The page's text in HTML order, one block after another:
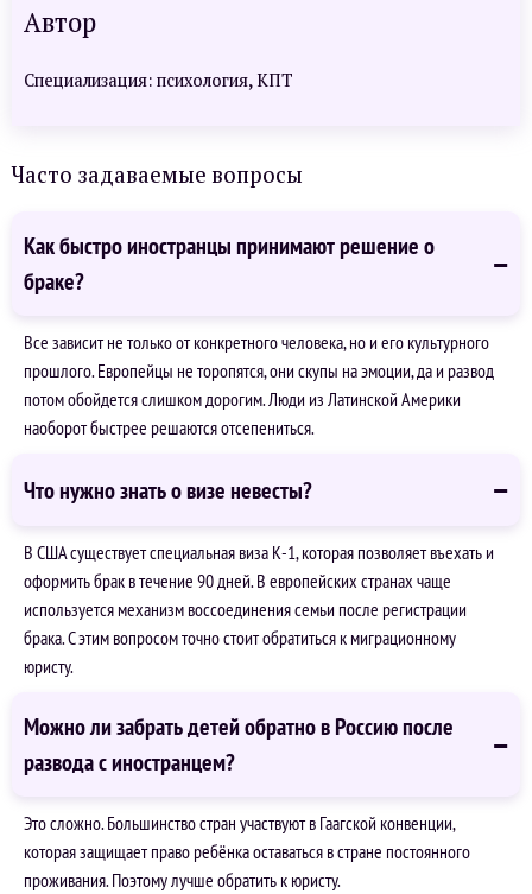
Автор
Специализация: психология, КПТ
Часто задаваемые вопросы
Как быстро иностранцы принимают решение о
браке?
Все зависит не только от конкретного человека, но и его культурного
прошлого. Европейцы не торопятся, они скупы на эмоции, да и развод
потом обойдется слишком дорогим. Люди из Латинской Америки
наоборот быстрее решаются отсепениться.
Что нужно знать о визе невесты?
В США существует специальная виза К-1, которая позволяет въехать и
оформить брак в течение 90 дней. В европейских странах чаще
используется механизм воссоединения семьи после регистрации
брака. С этим вопросом точно стоит обратиться к миграционному
юристу.
Можно ли забрать детей обратно в Россию после
развода с иностранцем?
Это сложно. Большинство стран участвуют в Гаагской конвенции,
которая защищает право ребёнка оставаться в стране постоянного
проживания. Поэтому лучше обратить к юристу.